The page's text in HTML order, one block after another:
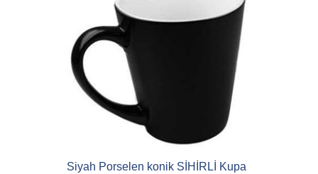
Siyah Porselen konik SİHİRLİ Kupa